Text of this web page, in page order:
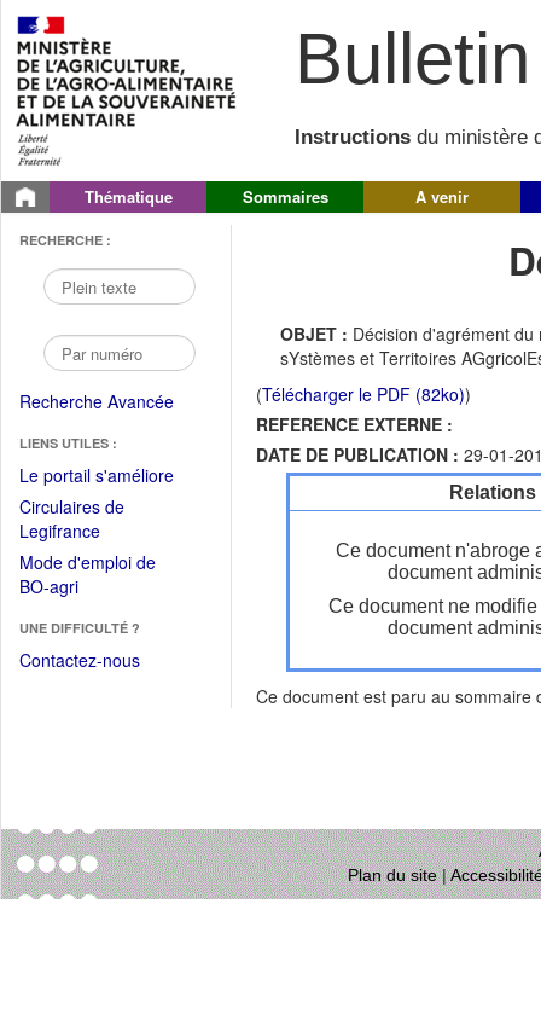
Instructions du ministère
Thématique Sommaires A venir
RECHERCHE :
Recherche Avancée
LIENS UTILES :
Le portail s'améliore(Fichier
Circulaires de
Legifrance(Ouvrir
dans
une
fenêtre)
Mode d'emploi de
BO-agri(Ouvrir
une
nouvelle
UNE DIFFICULTÉ ?
Contactez-nous
OBJET : Décision d'agrément
sYstèmes et Territoires
(Télécharger le PDF (82ko))
REFERENCE EXTERNE :
DATE DE PUBLICATION : 29-01-
Ce document n'abroge
document
Ce document ne
document
Ce document est paru au sommaire
Plan du site|